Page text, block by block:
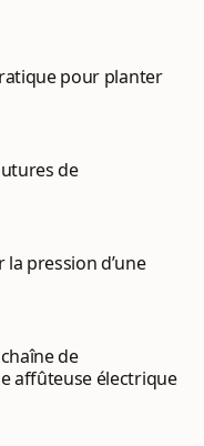
pour planter
de
pression d’une
de
affûteuse électrique